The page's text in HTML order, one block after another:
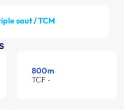
saut / TCM
800m
TCF -